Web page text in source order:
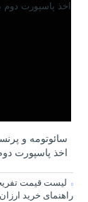
سائوتومه و
اخذ پاسپورت
راهنمای خرید